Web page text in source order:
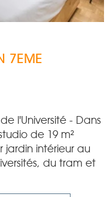
7EME
l'Université - Dans
de 19 m²
jardin intérieur au
du tram et